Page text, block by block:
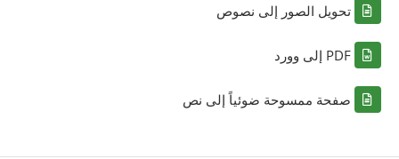
تحويل الصور إلى نصوص
PDF إلى وورد
صفحة ممسوحة ضوئياً إلى نص